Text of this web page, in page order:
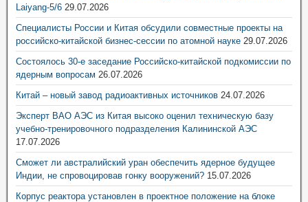
Laiyang-5/6 29.07.2026
Специалисты России и Китая обсудили совместные проекты на
российско-китайской бизнес-сессии по атомной науке 29.07.2026
Состоялось 30-е заседание Российско-китайской подкомиссии по
ядерным вопросам 26.07.2026
Китай – новый завод радиоактивных источников 24.07.2026
Эксперт ВАО АЭС из Китая высоко оценил техническую базу
учебно-тренировочного подразделения Калининской АЭС
17.07.2026
Сможет ли австралийский уран обеспечить ядерное будущее
Индии, не спровоцировав гонку вооружений? 15.07.2026
Корпус реактора установлен в проектное положение на блоке